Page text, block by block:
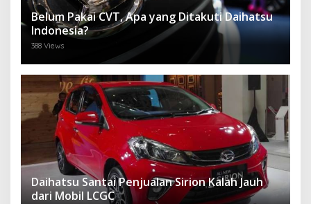
Belum Pakai CVT, Apa yang Ditakuti Daihatsu
Indonesia?
388 Views
Daihatsu Santai Penjualan Sirion Kalah Jauh
dari Mobil LCGC